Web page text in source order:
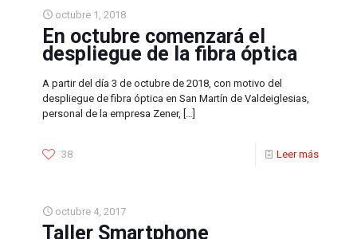
octubre 1, 2018
En octubre comenzará el
despliegue de la fibra óptica
A partir del día 3 de octubre de 2018, con motivo del
despliegue de fibra óptica en San Martín de Valdeiglesias,
personal de la empresa Zener, […]
38 Leer más
octubre 4, 2017
Taller Smartphone